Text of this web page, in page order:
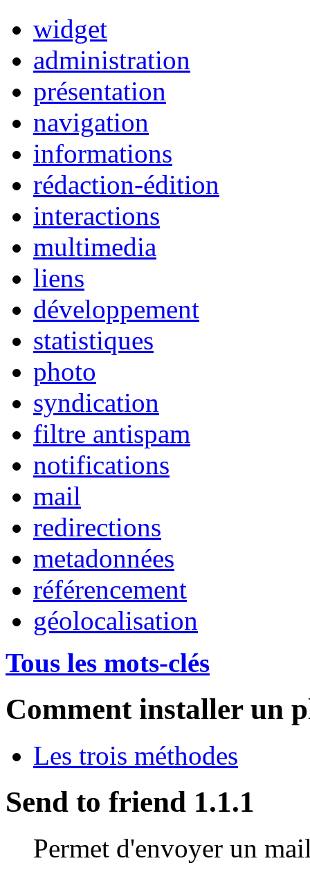
widget
administration
présentation
navigation
informations
rédaction-édition
interactions
multimedia
liens
développement
statistiques
photo
syndication
filtre antispam
notifications
mail
redirections
metadonnées
référencement
géolocalisation
Tous les mots-clés
Comment installer un
Les trois méthodes
Send to friend 1.1.1
Permet d'envoyer un